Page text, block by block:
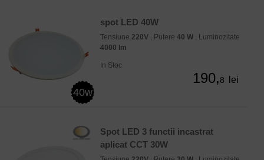
40w
spot LED 40W
Tensiune 220V , Putere 40 W , Luminozitate
4000 lm
In Stoc
190,8 lei
Spot LED 3 functii incastrat
aplicat CCT 30W